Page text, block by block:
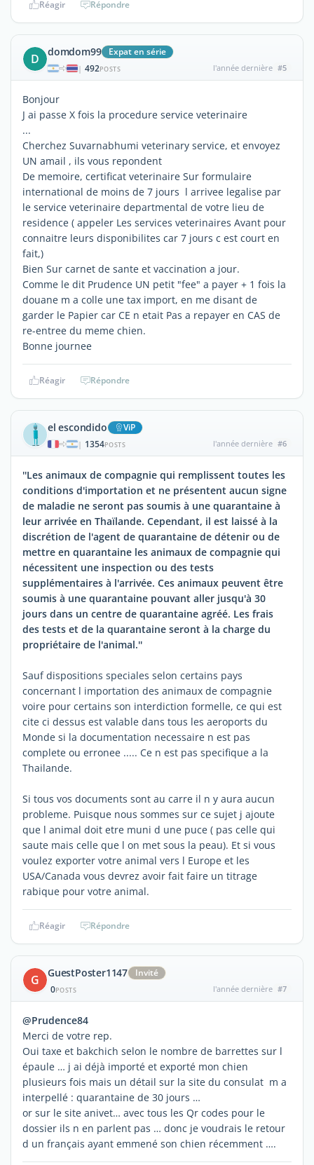
Réagir Répondre
D domdom99 Expat en série
| 492POSTS l'année dernière #5
Bonjour
J ai passe X fois la procedure service veterinaire
...
Cherchez Suvarnabhumi veterinary service, et envoyez
UN amail , ils vous repondent
De memoire, certificat veterinaire Sur formulaire
international de moins de 7 jours l arrivee legalise par
le service veterinaire departmental de votre lieu de
residence ( appeler Les services veterinaires Avant pour
connaitre leurs disponibilites car 7 jours c est court en
fait,)
Bien Sur carnet de sante et vaccination a jour.
Comme le dit Prudence UN petit "fee" a payer + 1 fois la
douane m a colle une tax import, en me disant de
garder le Papier car CE n etait Pas a repayer en CAS de
re-entree du meme chien.
Bonne journee
Réagir Répondre
el escondido ViP
| 1354POSTS l'année dernière #6
''Les animaux de compagnie qui remplissent toutes les
conditions d'importation et ne présentent aucun signe
de maladie ne seront pas soumis à une quarantaine à
leur arrivée en Thaïlande. Cependant, il est laissé à la
discrétion de l'agent de quarantaine de détenir ou de
mettre en quarantaine les animaux de compagnie qui
nécessitent une inspection ou des tests
supplémentaires à l'arrivée. Ces animaux peuvent être
soumis à une quarantaine pouvant aller jusqu'à 30
jours dans un centre de quarantaine agréé. Les frais
des tests et de la quarantaine seront à la charge du
propriétaire de l'animal.''
Sauf dispositions speciales selon certains pays
concernant l importation des animaux de compagnie
voire pour certains son interdiction formelle, ce qui est
cite ci dessus est valable dans tous les aeroports du
Monde si la documentation necessaire n est pas
complete ou erronee ..... Ce n est pas specifique a la
Thailande.
Si tous vos documents sont au carre il n y aura aucun
probleme. Puisque nous sommes sur ce sujet j ajoute
que l animal doit etre muni d une puce ( pas celle qui
saute mais celle que l on met sous la peau). Et si vous
voulez exporter votre animal vers l Europe et les
USA/Canada vous devrez avoir fait faire un titrage
rabique pour votre animal.
Réagir Répondre
G GuestPoster1147
Invité
0POSTS l'année dernière #7
@Prudence84
Merci de votre rep.
Oui taxe et bakchich selon le nombre de barrettes sur l
épaule … j ai déjà importé et exporté mon chien
plusieurs fois mais un détail sur la site du consulat m a
interpellé : quarantaine de 30 jours …
or sur le site anivet… avec tous les Qr codes pour le
dossier ils n en parlent pas … donc je voudrais le retour
d un français ayant emmené son chien récemment ….